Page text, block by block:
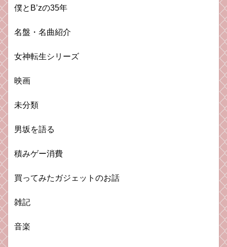
僕とB’zの35年
名盤・名曲紹介
女神転生シリーズ
映画
未分類
男坂を語る
積みゲー消費
買ってみたガジェットのお話
雑記
音楽